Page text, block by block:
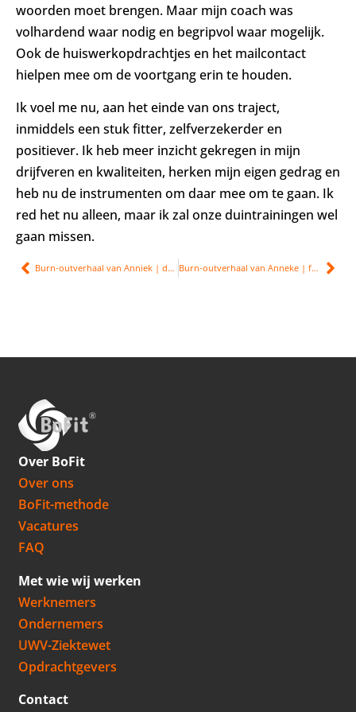
woorden moet brengen. Maar mijn coach was
volhardend waar nodig en begripvol waar mogelijk.
Ook de huiswerkopdrachtjes en het mailcontact
hielpen mee om de voortgang erin te houden.
Ik voel me nu, aan het einde van ons traject,
inmiddels een stuk fitter, zelfverzekerder en
positiever. Ik heb meer inzicht gekregen in mijn
drijfveren en kwaliteiten, herken mijn eigen gedrag en
heb nu de instrumenten om daar mee om te gaan. Ik
red het nu alleen, maar ik zal onze duintrainingen wel
gaan missen.
Burn-outverhaal van Anniek | depressief Burn-outverhaal van Anneke | fysieke klachten
Over BoFit
Over ons
BoFit-methode
Vacatures
FAQ
Met wie wij werken
Werknemers
Ondernemers
UWV-Ziektewet
Opdrachtgevers
Contact